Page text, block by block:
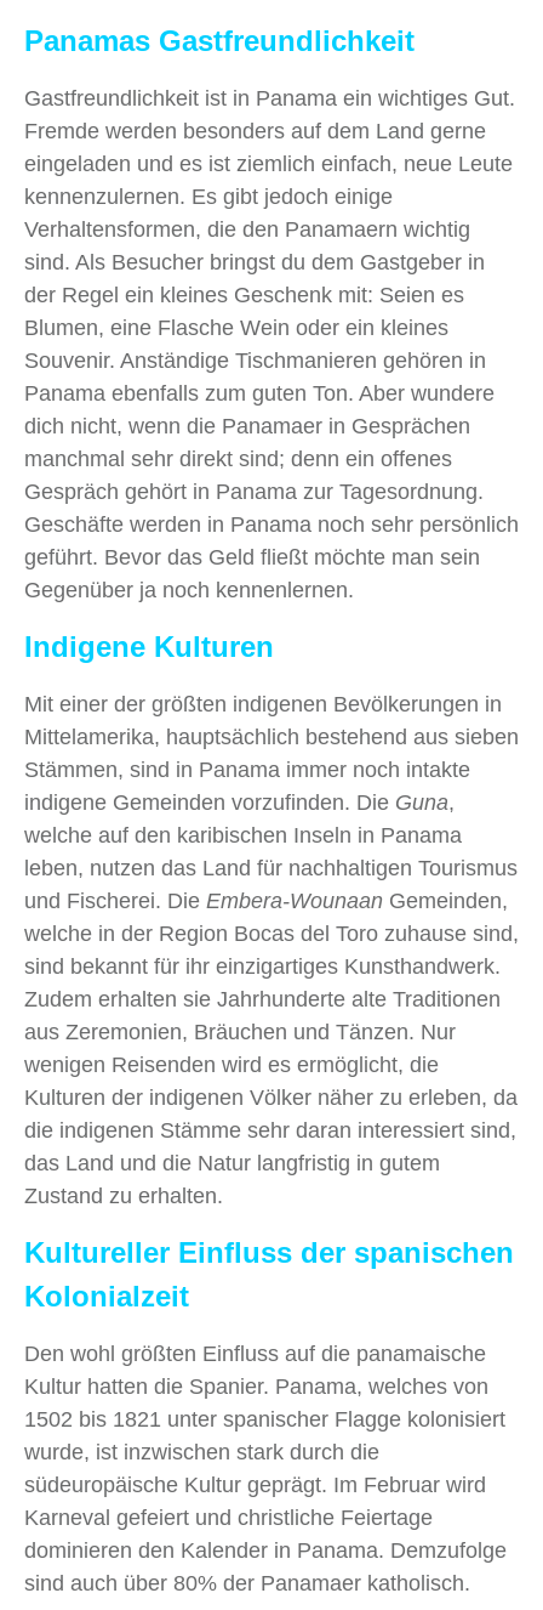
Panamas Gastfreundlichkeit
Gastfreundlichkeit ist in Panama ein wichtiges Gut.
Fremde werden besonders auf dem Land gerne
eingeladen und es ist ziemlich einfach, neue Leute
kennenzulernen. Es gibt jedoch einige
Verhaltensformen, die den Panamaern wichtig
sind. Als Besucher bringst du dem Gastgeber in
der Regel ein kleines Geschenk mit: Seien es
Blumen, eine Flasche Wein oder ein kleines
Souvenir. Anständige Tischmanieren gehören in
Panama ebenfalls zum guten Ton. Aber wundere
dich nicht, wenn die Panamaer in Gesprächen
manchmal sehr direkt sind; denn ein offenes
Gespräch gehört in Panama zur Tagesordnung.
Geschäfte werden in Panama noch sehr persönlich
geführt. Bevor das Geld fließt möchte man sein
Gegenüber ja noch kennenlernen.
Indigene Kulturen
Mit einer der größten indigenen Bevölkerungen in
Mittelamerika, hauptsächlich bestehend aus sieben
Stämmen, sind in Panama immer noch intakte
indigene Gemeinden vorzufinden. Die Guna,
welche auf den karibischen Inseln in Panama
leben, nutzen das Land für nachhaltigen Tourismus
und Fischerei. Die Embera-Wounaan Gemeinden,
welche in der Region Bocas del Toro zuhause sind,
sind bekannt für ihr einzigartiges Kunsthandwerk.
Zudem erhalten sie Jahrhunderte alte Traditionen
aus Zeremonien, Bräuchen und Tänzen. Nur
wenigen Reisenden wird es ermöglicht, die
Kulturen der indigenen Völker näher zu erleben, da
die indigenen Stämme sehr daran interessiert sind,
das Land und die Natur langfristig in gutem
Zustand zu erhalten.
Kultureller Einfluss der spanischen
Kolonialzeit
Den wohl größten Einfluss auf die panamaische
Kultur hatten die Spanier. Panama, welches von
1502 bis 1821 unter spanischer Flagge kolonisiert
wurde, ist inzwischen stark durch die
südeuropäische Kultur geprägt. Im Februar wird
Karneval gefeiert und christliche Feiertage
dominieren den Kalender in Panama. Demzufolge
sind auch über 80% der Panamaer katholisch.